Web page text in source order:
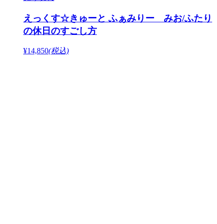
えっくす☆きゅーと ふぁみりー みお/ふたり
の休日のすごし方
¥14,850(税込)